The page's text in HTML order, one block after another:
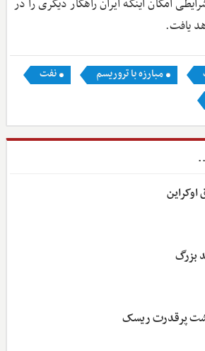
امکان اینکه ایران راهکار دیگری را در
یافت.
مبارزه با تروریسم
نفت
اوکراین
بزرگ
پرقدرت ریسک